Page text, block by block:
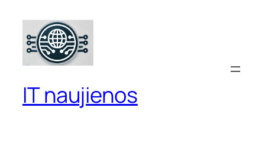
turinio
IT naujienos